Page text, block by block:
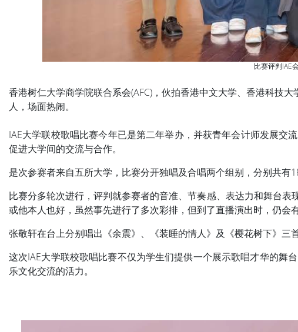
比赛评判IAE
香港树仁大学商学院联合系会(AFC)，伙拍香港中文大学、香港科技
人，场面热闹。
IAE大学联校歌唱比赛今年已是第二年举办，并获青年会计师发展交
促进大学间的交流与合作。
是次参赛者来自五所大学，比赛分开独唱及合唱两个组别，分别共有
比赛分多轮次进行，评判就参赛者的音准、节奏感、表达力和舞台
或他本人也好，虽然事先进行了多次彩排，但到了直播演出时，仍会
张敬轩在台上分别唱出《余震》、《装睡的情人》及《樱花树下》三
这次IAE大学联校歌唱比赛不仅为学生们提供一个展示歌唱才华的
乐文化交流的活力。